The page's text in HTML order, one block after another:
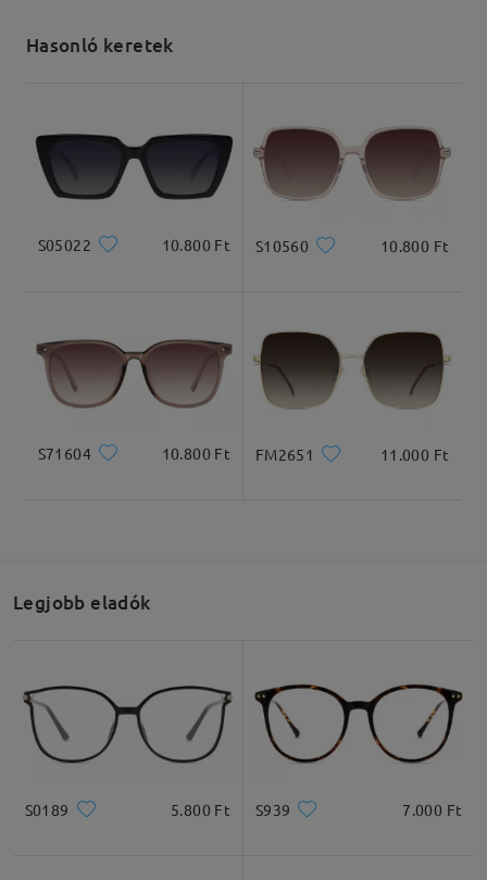
Arcforma:
Szögletes
Archossz:
17.5cm/6.89in
Arcszélesség:
13cm/5.12in
Teljes szélesség
131mm/ 5.16in
Szárhossz
143mm/ 5.63in
Lencseszélesség
Ajánlott arcformák
Kiszállítva
Hasonló keretek
S05022 10.800 Ft S10560 10.800 Ft
S71604 10.800 Ft FM2651 11.000 Ft
Legjobb eladók
S0189 5.800 Ft S939 7.000 Ft